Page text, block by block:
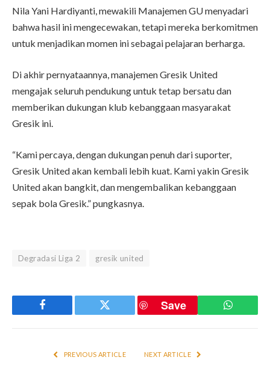
Nila Yani Hardiyanti, mewakili Manajemen GU menyadari
bahwa hasil ini mengecewakan, tetapi mereka berkomitmen
untuk menjadikan momen ini sebagai pelajaran berharga.
Di akhir pernyataannya, manajemen Gresik United
mengajak seluruh pendukung untuk tetap bersatu dan
memberikan dukungan klub kebanggaan masyarakat
Gresik ini.
“Kami percaya, dengan dukungan penuh dari suporter,
Gresik United akan kembali lebih kuat. Kami yakin Gresik
United akan bangkit, dan mengembalikan kebanggaan
sepak bola Gresik.” pungkasnya.
Degradasi Liga 2 gresik united
Facebook Twitter
Save
PREVIOUS ARTICLE NEXT ARTICLE